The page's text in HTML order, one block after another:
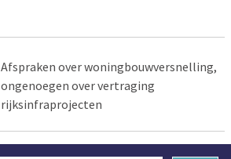
Afspraken over woningbouwversnelling,
ongenoegen over vertraging
rijksinfraprojecten